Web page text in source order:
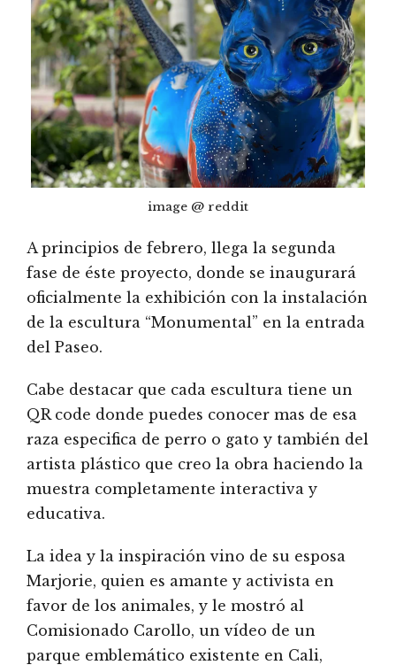
image @ reddit
A principios de febrero, llega la segunda
fase de éste proyecto, donde se inaugurará
oficialmente la exhibición con la instalación
de la escultura “Monumental” en la entrada
del Paseo.
Cabe destacar que cada escultura tiene un
QR code donde puedes conocer mas de esa
raza especifica de perro o gato y también del
artista plástico que creo la obra haciendo la
muestra completamente interactiva y
educativa.
La idea y la inspiración vino de su esposa
Marjorie, quien es amante y activista en
favor de los animales, y le mostró al
Comisionado Carollo, un vídeo de un
parque emblemático existente en Cali,